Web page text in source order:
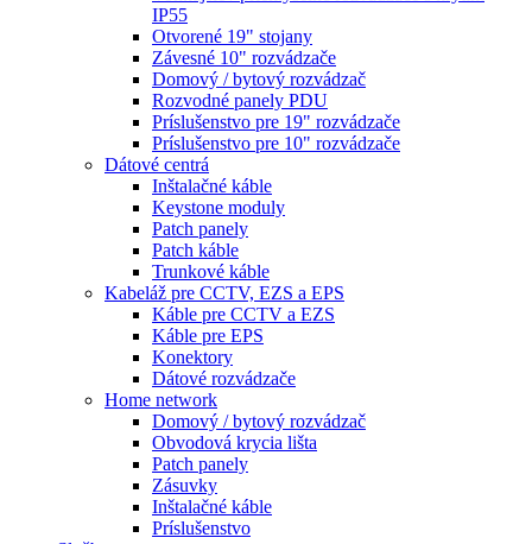
IP55
Otvorené 19" stojany
Závesné 10" rozvádzače
Domový / bytový rozvádzač
Rozvodné panely PDU
Príslušenstvo pre 19" rozvádzače
Príslušenstvo pre 10" rozvádzače
Dátové centrá
Inštalačné káble
Keystone moduly
Patch panely
Patch káble
Trunkové káble
Kabeláž pre CCTV, EZS a EPS
Káble pre CCTV a EZS
Káble pre EPS
Konektory
Dátové rozvádzače
Home network
Domový / bytový rozvádzač
Obvodová krycia lišta
Patch panely
Zásuvky
Inštalačné káble
Príslušenstvo